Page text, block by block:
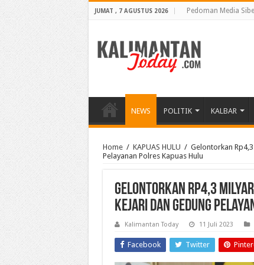
JUMAT , 7 AGUSTUS 2026 Pedoman Media
NEWS POLITIK KALBAR
Home / KAPUAS HULU / Gelontorkan
Pelayanan Polres Kapuas Hulu
Gelontorkan Rp4,3
Kejari dan Gedung
Kalimantan Today 11 Juli 2023
Facebook Twitter